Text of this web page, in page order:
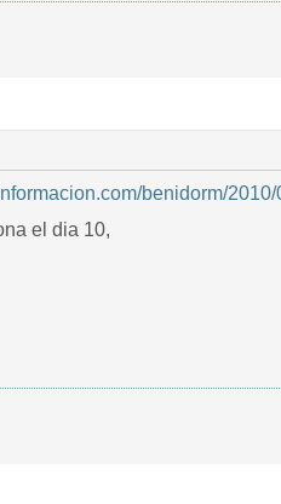
benidorm/
el dia 10,